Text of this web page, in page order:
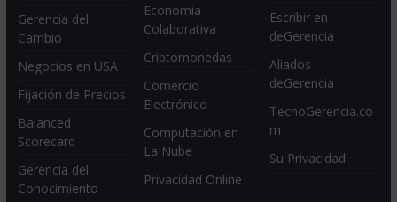
Gerencia del
Cambio
Negocios en USA
Fijación de Precios
Balanced
Scorecard
Gerencia del
Conocimiento
Economia
Colaborativa
Criptomonedas
Comercio
Electrónico
Computación en
La Nube
Privacidad Online
Escribir en
deGerencia
Aliados
deGerencia
TecnoGerencia.co
m
Su Privacidad